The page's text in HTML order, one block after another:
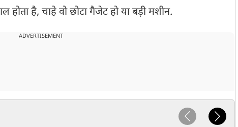
है, चाहे वो छोटा गैजेट हो या बड़ी मशीन.
ADVERTISEMENT